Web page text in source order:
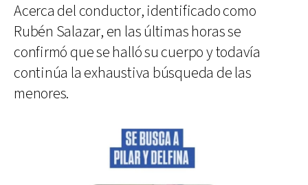
Acerca del conductor, identificado como
Rubén Salazar, en las últimas horas se
confirmó que se halló su cuerpo y todavía
continúa la exhaustiva búsqueda de las
menores.